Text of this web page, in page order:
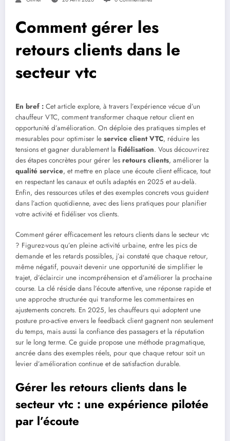
Comment gérer les
retours clients dans le
secteur vtc
En bref : Cet article explore, à travers l’expérience vécue d’un
chauffeur VTC, comment transformer chaque retour client en
opportunité d’amélioration. On déploie des pratiques simples et
mesurables pour optimiser le service client VTC, réduire les
tensions et gagner durablement la fidélisation. Vous découvrirez
des étapes concrètes pour gérer les retours clients, améliorer la
qualité service, et mettre en place une écoute client efficace, tout
en respectant les canaux et outils adaptés en 2025 et au-delà.
Enfin, des ressources utiles et des exemples concrets vous guident
dans l’action quotidienne, avec des liens pratiques pour planifier
votre activité et fidéliser vos clients.
Comment gérer efficacement les retours clients dans le secteur vtc
? Figurez-vous qu’en pleine activité urbaine, entre les pics de
demande et les retards possibles, j’ai constaté que chaque retour,
même négatif, pouvait devenir une opportunité de simplifier le
trajet, d’éclaircir une incompréhension et d’améliorer la prochaine
course. La clé réside dans l’écoute attentive, une réponse rapide et
une approche structurée qui transforme les commentaires en
ajustements concrets. En 2025, les chauffeurs qui adoptent une
posture pro-active envers le feedback client gagnent non seulement
du temps, mais aussi la confiance des passagers et la réputation
sur le long terme. Ce guide propose une méthode pragmatique,
ancrée dans des exemples réels, pour que chaque retour soit un
levier d’amélioration continue et de satisfaction durable.
Gérer les retours clients dans le
secteur vtc : une expérience pilotée
par l’écoute